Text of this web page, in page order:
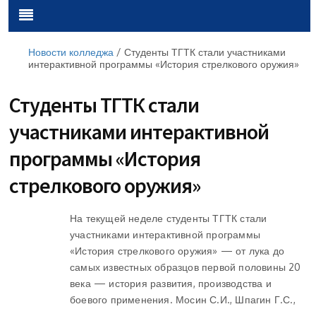
Новости колледжа / Студенты ТГТК стали участниками
интерактивной программы «История стрелкового оружия»
Студенты ТГТК стали
участниками интерактивной
программы «История
стрелкового оружия»
На текущей неделе студенты ТГТК стали
участниками интерактивной программы
«История стрелкового оружия» — от лука до
самых известных образцов первой половины 20
века — история развития, производства и
боевого применения. Мосин С.И., Шпагин Г.С.,